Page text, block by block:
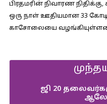
பிரதமரின் நிவாரண
ஒரு நாள் ஊதியமான 33
காசோலையை
ஜி 20